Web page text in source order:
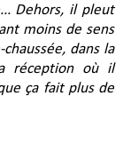
Dehors, il pleut
moins de sens
dans la
réception où il
ça fait plus de